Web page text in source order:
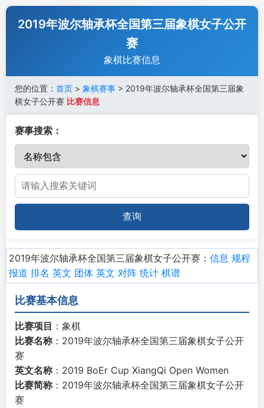
2019年波尔轴承杯全国第三届象棋女子公开
赛
象棋比赛信息
您的位置： 首页 > 象棋赛事 > 2019年波尔轴承杯全国第三届象
棋女子公开赛 比赛信息
赛事搜索：
查询
2019年波尔轴承杯全国第三届象棋女子公开赛： 信息 规程
报道 排名 英文 团体 英文 对阵 统计 棋谱
比赛基本信息
比赛项目 ：象棋
比赛名称 ：2019年波尔轴承杯全国第三届象棋女子公开
赛
英文名称 ：2019 BoEr Cup XiangQi Open Women
比赛简称 ：2019年波尔轴承杯全国第三届象棋女子公开
赛